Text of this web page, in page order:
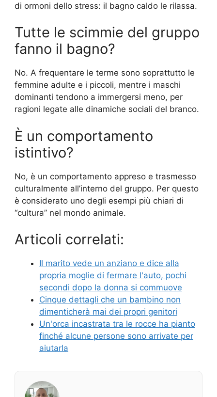
di ormoni dello stress: il bagno caldo le rilassa.
Tutte le scimmie del gruppo
fanno il bagno?
No. A frequentare le terme sono soprattutto le
femmine adulte e i piccoli, mentre i maschi
dominanti tendono a immergersi meno, per
ragioni legate alle dinamiche sociali del branco.
È un comportamento
istintivo?
No, è un comportamento appreso e trasmesso
culturalmente all’interno del gruppo. Per questo
è considerato uno degli esempi più chiari di
“cultura” nel mondo animale.
Articoli correlati:
Il marito vede un anziano e dice alla
propria moglie di fermare l'auto, pochi
secondi dopo la donna si commuove
Cinque dettagli che un bambino non
dimenticherà mai dei propri genitori
Un'orca incastrata tra le rocce ha pianto
finché alcune persone sono arrivate per
aiutarla